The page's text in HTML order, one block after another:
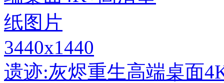
3440x1440
遗迹:灰烬重生高端桌面